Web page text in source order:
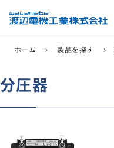
製品を探す
ソリューション
ホーム chevron_right 製品を探す chevron_right
分圧器